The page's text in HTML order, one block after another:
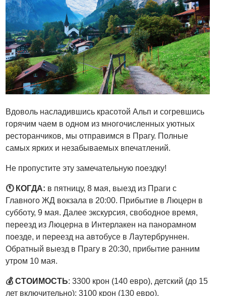
Вдоволь насладившись красотой Альп и согревшись
горячим чаем в одном из многочисленных уютных
ресторанчиков, мы отправимся в Прагу. Полные
самых ярких и незабываемых впечатлений.
Не пропустите эту замечательную поездку!
🕚 КОГДА: в пятницу, 8 мая, выезд из Праги с
Главного ЖД вокзала в 20:00. Прибытие в Люцерн в
субботу, 9 мая. Далее экскурсия, свободное время,
переезд из Люцерна в Интерлакен на панорамном
поезде, и переезд на автобусе в Лаутербруннен.
Обратный выезд в Прагу в 20:30, прибытие ранним
утром 10 мая.
💰 СТОИМОСТЬ: 3300 крон (140 евро), детский (до 15
лет включительно): 3100 крон (130 евро).